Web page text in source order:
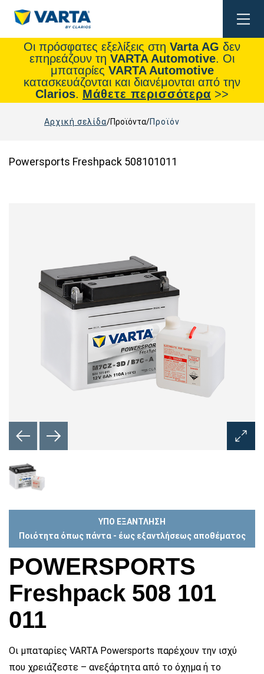
Οι πρόσφατες εξελίξεις στη Varta AG δεν
επηρεάζουν τη VARTA Automotive. Οι
μπαταρίες VARTA Automotive
κατασκευάζονται και διανέμονται από την
Clarios. Μάθετε περισσότερα >>
Αρχική σελίδα Προϊόντα Προϊόν
Powersports Freshpack 508101011
ΥΠΟ ΕΞΑΝΤΛΗΣΗ
Ποιότητα όπως πάντα - έως εξαντλήσεως αποθέματος
POWERSPORTS
Freshpack 508 101
011
Οι μπαταρίες VARTA Powersports παρέχουν την ισχύ
που χρειάζεστε – ανεξάρτητα από το όχημα ή το